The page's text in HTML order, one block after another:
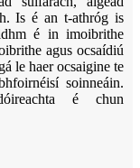
Is é an t-athróg is
é in imoibrithe
agus ocsaídiú
le haer ocsaigine te
soinneáin.
é chun